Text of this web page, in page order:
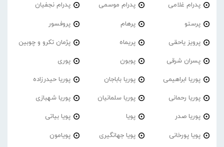
پدرام غلامی پدرام موسمی پدرام نجفیان
پرستو پرهام پروفسور
پرویز یاحقی پریماه پژمان تکرو و چوبین
پسران شرقی پوبون پوری
پوریا ابراهیمی پوریا باباجان پوریا حیدرزاده
پوریا رحمانی پوریا سلمانیان پوریا شهبازی
پوریا صدر پویا پویا بیاتی
پویا پورخانی پویا جهانگیری پویامون